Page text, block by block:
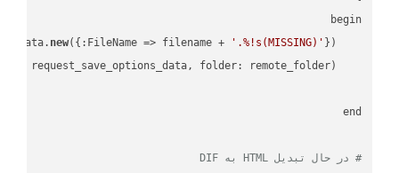
new({:FileName => filename +
'.%!s(MISSING)'
# در حال تبدیل HTML به DIF